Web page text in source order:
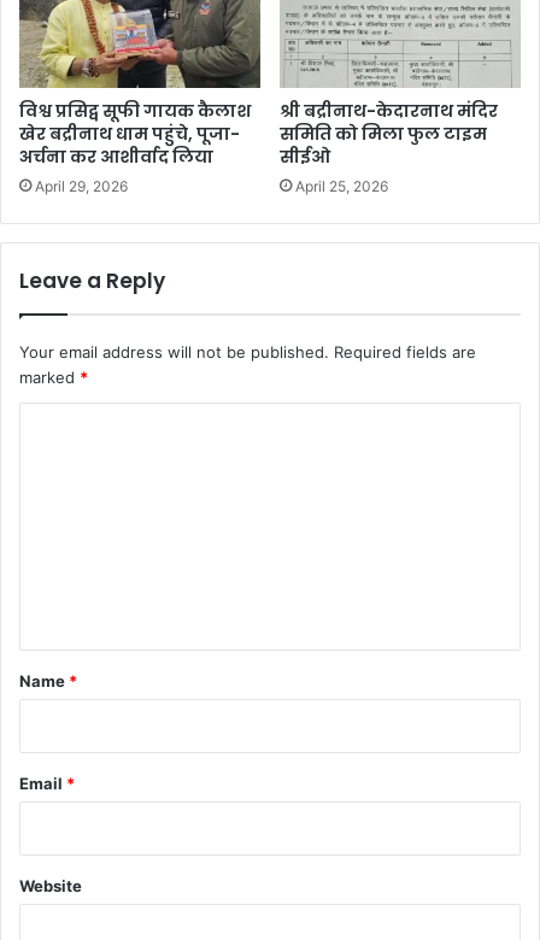
विश्व प्रसिद्व सूफी गायक कैलाश
खेर बद्रीनाथ धाम पहुंचे, पूजा-
अर्चना कर आशीर्वाद लिया
April 29, 2026
श्री बद्रीनाथ-केदारनाथ मंदिर
समिति को मिला फुल टाइम
सीईओ
April 25, 2026
Leave a Reply
Your email address will not be published. Required fields are
marked *
*
Name *
Email *
Website